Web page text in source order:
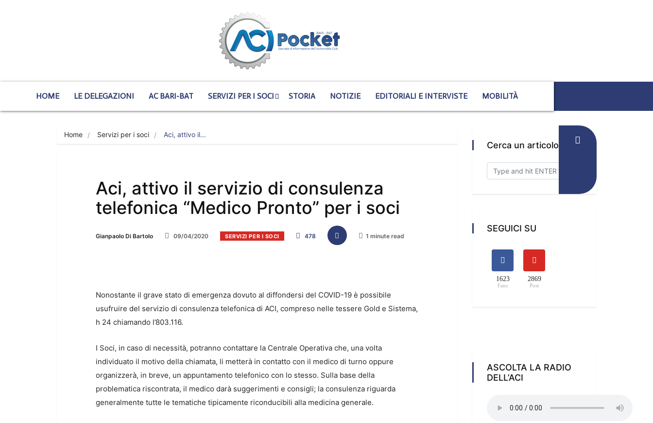
HOME LE DELEGAZIONI AC BARI-BAT SERVIZI PER I SOCI STORIA NOTIZIE EDITORIALI E INTERVISTE MOBILITÀ
Home Servizi per i soci Aci, attivo il…
Aci, attivo il servizio di consulenza
telefonica “Medico Pronto” per i soci
Gianpaolo Di Bartolo 09/04/2020 SERVIZI PER I SOCI 478 1 minute read
Nonostante il grave stato di emergenza dovuto al diffondersi del COVID-19 è possibile
usufruire del servizio di consulenza telefonica di ACI, compreso nelle tessere Gold e Sistema,
h 24 chiamando l’803.116.
I Soci, in caso di necessità, potranno contattare la Centrale Operativa che, una volta
individuato il motivo della chiamata, li metterà in contatto con il medico di turno oppure
organizzerà, in breve, un appuntamento telefonico con lo stesso. Sulla base della
problematica riscontrata, il medico darà suggerimenti e consigli; la consulenza riguarda
generalmente tutte le tematiche tipicamente riconducibili alla medicina generale.
Cerca un articolo
SEGUICI SU
1623
Fans
2869
Post
ASCOLTA LA RADIO
DELL’ACI